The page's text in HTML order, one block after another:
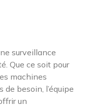
surveillance
Que ce soit pour
machines
besoin, l’équipe
un